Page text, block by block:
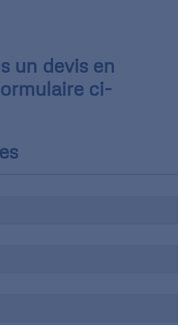
un devis en
ci-